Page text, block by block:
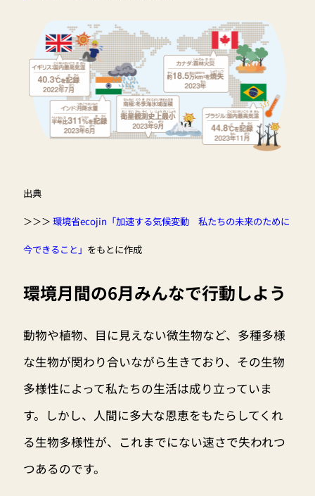
出典
＞＞＞ 環境省ecojin「加速する気候変動 私たちの未来のために
今できること」 をもとに作成
環境月間の6月みんなで行動しよう
動物や植物、目に見えない微生物など、多種多様
な生物が関わり合いながら生きており、その生物
多様性によって私たちの生活は成り立っていま
す。しかし、人間に多大な恩恵をもたらしてくれ
る生物多様性が、これまでにない速さで失われつ
つあるのです。